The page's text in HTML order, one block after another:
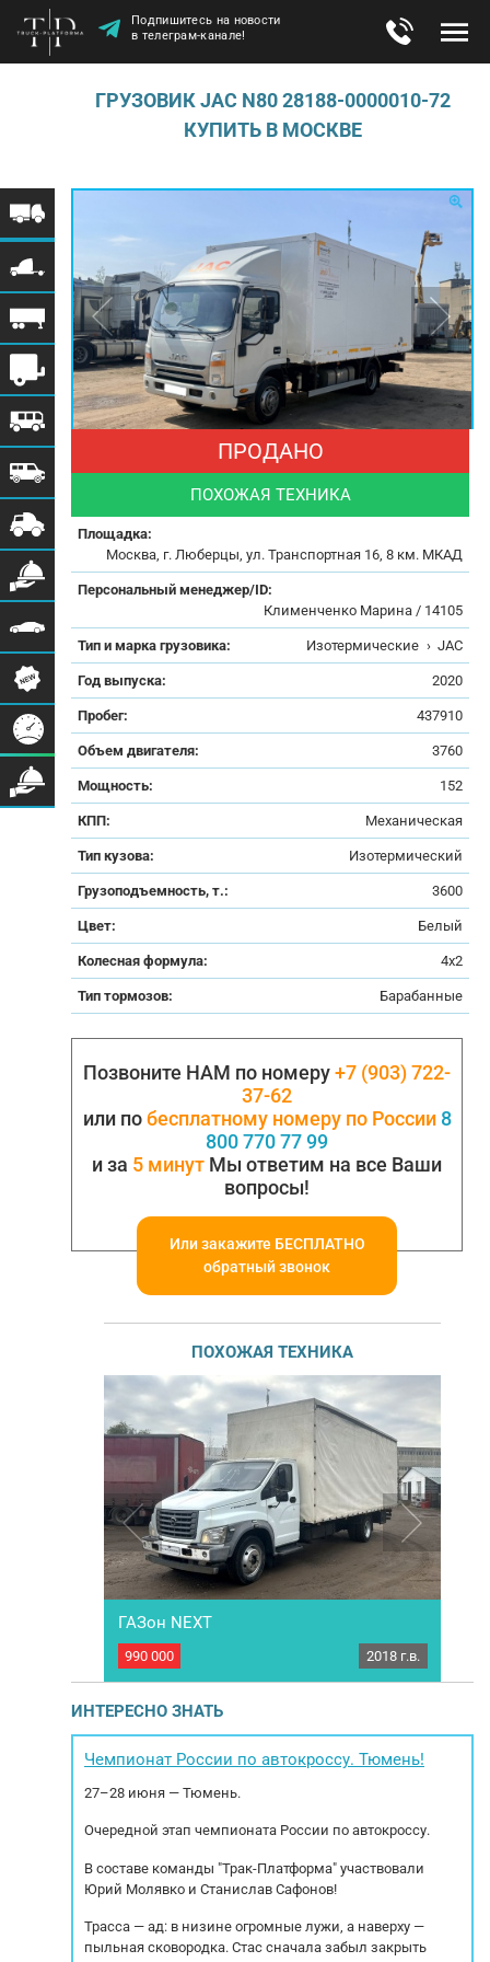
Подпишитесь на новости
в телеграм-канале!
ГРУЗОВИК JAC N80 28188-0000010-72
КУПИТЬ В МОСКВЕ
ПРОДАНО
ПОХОЖАЯ ТЕХНИКА
Площадка:
Москва, г. Люберцы, ул. Транспортная 16, 8 км. МКАД
Персональный менеджер/ID:
Клименченко Марина / 14105
Тип и марка грузовика: Изотермические › JAC
Год выпуска: 2020
Пробег: 437910
Объем двигателя: 3760
Мощность: 152
КПП: Механическая
Тип кузова: Изотермический
Грузоподъемность, т.: 3600
Цвет: Белый
Колесная формула: 4x2
Тип тормозов: Барабанные
Позвоните НАМ по номеру+7 (903) 722-
37-62
или побесплатному номеру по России 8
800 770 77 99
и за 5 минут Мы ответим на все Ваши
вопросы!
Или закажите БЕСПЛАТНО
обратный звонок
ПОХОЖАЯ ТЕХНИКА
МБН: 5315
Тентованный грузовик ГАЗон NEXT 2018 года
магнитола, тахограф. Характеристика:
Пробег: 413 472 км. Мощность двигателя: 168
(124) Объем двигателя: 4433 Тип двигателя:
ГАЗон NEXT
990 000 2018 г.в.
ИНТЕРЕСНО ЗНАТЬ
Чемпионат России по автокроссу. Тюмень!
27–28 июня — Тюмень.
Очередной этап чемпионата России по автокроссу.
В составе команды "Трак-Платформа" участвовали
Юрий Молявко и Станислав Сафонов!
Трасса — ад: в низине огромные лужи, а наверху —
пыльная сковородка. Стас сначала забыл закрыть